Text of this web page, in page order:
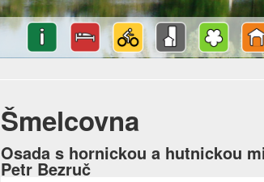
Šmelcovna
Osada s hornickou a hutnickou
Petr Bezruč